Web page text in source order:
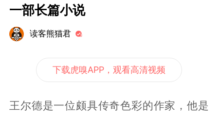
一部长篇小说
读客熊猫君
下载虎嗅APP，观看高清视频
王尔德是一位颇具传奇色彩的作家，他是